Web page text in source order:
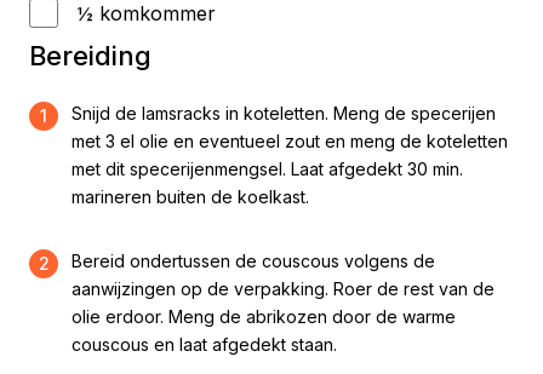
½ komkommer
Bereiding
1
Snijd de lamsracks in koteletten. Meng de specerijen
met 3 el olie en eventueel zout en meng de koteletten
met dit specerijenmengsel. Laat afgedekt 30 min.
marineren buiten de koelkast.
2
Bereid ondertussen de couscous volgens de
aanwijzingen op de verpakking. Roer de rest van de
olie erdoor. Meng de abrikozen door de warme
couscous en laat afgedekt staan.